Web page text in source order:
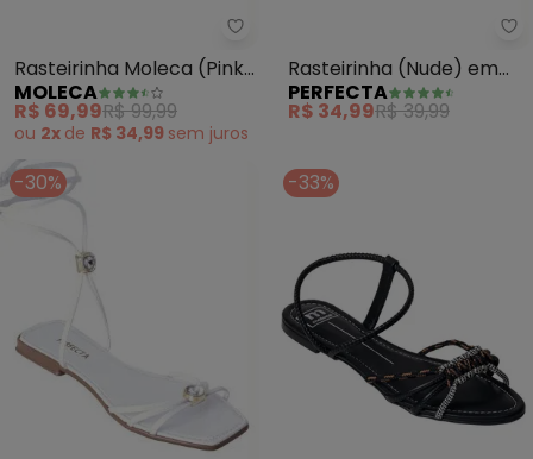
Moleca - Rasteirinha Moleca
Rasteirinha Moleca (Pink)
em Sintético
MOLECA
R$ 69,99R$ 99,99
ou 2x de R$ 34,99 sem juros
Rasteirinha (Nude) em
Verniz
PERFECTA
R$ 34,99R$ 39,99
-30% -33%